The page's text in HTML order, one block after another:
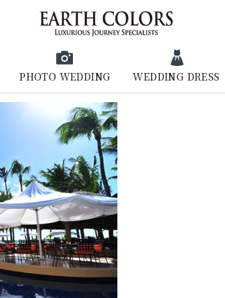
PHOTO WEDDING WEDDING DRESS